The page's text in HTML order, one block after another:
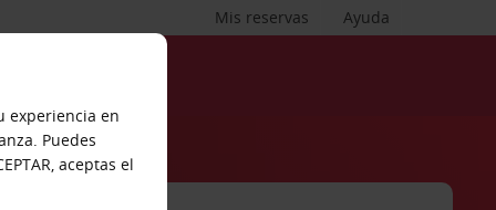
Ayuda
Mis reservas
experiencia en
Puedes
aceptas el